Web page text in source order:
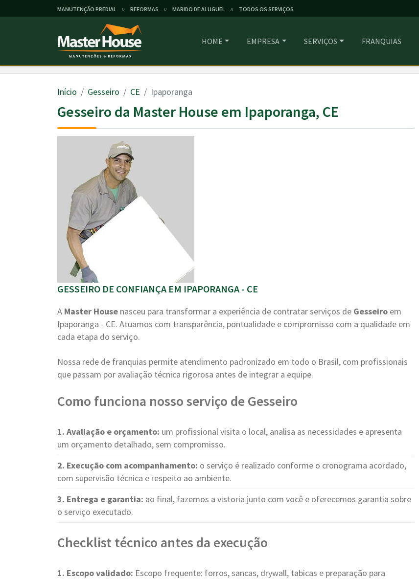
MANUTENÇÃO PREDIAL // REFORMAS // MARIDO DE ALUGUEL // TODOS OS SERVIÇOS
HOME EMPRESA SERVIÇOS FRANQUIAS
Início Gesseiro CE Ipaporanga
Gesseiro da Master House em Ipaporanga, CE
GESSEIRO DE CONFIANÇA EM IPAPORANGA - CE
A Master House nasceu para transformar a experiência de contratar serviços de Gesseiro em
Ipaporanga - CE. Atuamos com transparência, pontualidade e compromisso com a qualidade em
cada etapa do serviço.
Nossa rede de franquias permite atendimento padronizado em todo o Brasil, com profissionais
que passam por avaliação técnica rigorosa antes de integrar a equipe.
Como funciona nosso serviço de Gesseiro
1. Avaliação e orçamento: um profissional visita o local, analisa as necessidades e apresenta
um orçamento detalhado, sem compromisso.
2. Execução com acompanhamento: o serviço é realizado conforme o cronograma acordado,
com supervisão técnica e respeito ao ambiente.
3. Entrega e garantia: ao final, fazemos a vistoria junto com você e oferecemos garantia sobre
o serviço executado.
Checklist técnico antes da execução
1. Escopo validado: Escopo frequente: forros, sancas, drywall, tabicas e preparação para